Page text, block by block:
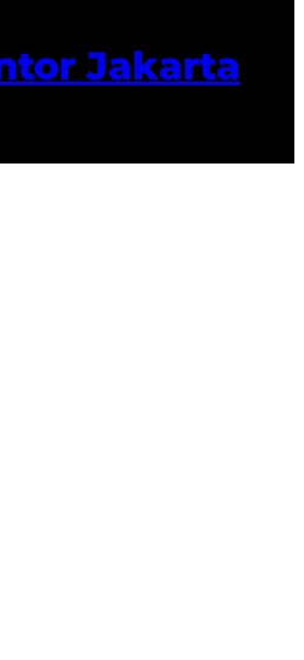
Jakarta